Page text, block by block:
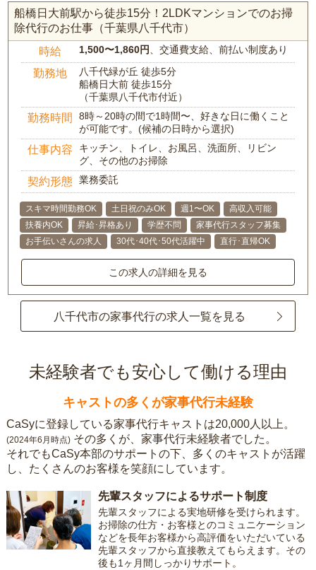
船橋日大前駅から徒歩15分！2LDKマンションでのお掃
除代行のお仕事（千葉県八千代市）
時給 1,500〜1,860円 、交通費支給、前払い制度あり
勤務地
八千代緑が丘 徒歩5分
船橋日大前 徒歩15分
（千葉県八千代市付近）
勤務時間
8時～20時の間で1時間〜、好きな日に働くこと
が可能です。(候補の日時から選択)
仕事内容
キッチン、トイレ、お風呂、洗面所、リビン
グ、その他のお掃除
契約形態 業務委託
スキマ時間勤務OK 土日祝のみOK 週1〜OK
高収入可能
扶養内OK
昇給･昇格あり 学歴不問
家事代行スタッフ募集
お手伝いさんの求人
30代･40代･50代活躍中 直行･直帰OK
この求人の詳細を見る
八千代市の家事代行の求人一覧を見る
未経験者でも安心して働ける理由
キャストの多くが家事代行未経験
CaSyに登録している家事代行キャストは20,000人以上。
(2024年6月時点) その多くが、家事代行未経験者でした。
それでもCaSy本部のサポートの下、多くのキャストが活躍
し、たくさんのお客様を笑顔にしています。
先輩スタッフによるサポート制度
先輩スタッフによる実地研修を受けられます。
お掃除の仕方・お客様とのコミュニケーション
などを長年お客様から高評価をいただいている
先輩スタッフから直接教えてもらえます。その
後も1ヶ月間しっかりサポート。